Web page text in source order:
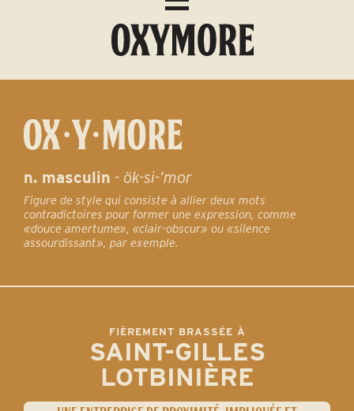
n. masculin - ök-si-’mor
Figure de style qui consiste à allier deux mots
contradictoires pour former une expression, comme
«douce amertume», «clair-obscur» ou «silence
assourdissant», par exemple.
FIÈREMENT BRASSÉE À
SAINT-GILLES
LOTBINIÈRE